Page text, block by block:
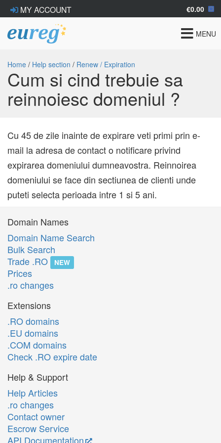
MY ACCOUNT €0.00
Toggle
MENU
Home / Help section / Renew / Expiration
Cum si cind trebuie sa
reinnoiesc domeniul ?
Cu 45 de zile inainte de expirare veti primi prin e-
mail la adresa de contact o notificare privind
expirarea domeniului dumneavostra. Reinnoirea
domeniului se face din sectiunea de clienti unde
puteti selecta perioada intre 1 si 5 ani.
Domain Names
Domain Name Search
Bulk Search
Trade .RO
NEW
Prices
.ro changes
Extensions
.RO domains
.EU domains
.COM domains
Check .RO expire date
Help & Support
Help Articles
.ro changes
Contact owner
Escrow Service
API Documentation